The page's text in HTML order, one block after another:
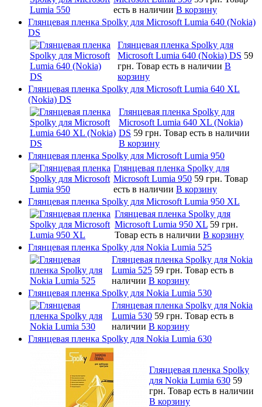
есть в наличии В корзину
Глянцевая пленка Spolky для Microsoft Lumia 640 (Nokia)
DS
Глянцевая пленка Spolky для
Microsoft Lumia 640 (Nokia) DS 59
грн. Товар есть в наличии В
корзину
Глянцевая пленка Spolky для Microsoft Lumia 640 XL
(Nokia) DS
Глянцевая пленка Spolky для
Microsoft Lumia 640 XL (Nokia)
DS 59 грн. Товар есть в наличии
В корзину
Глянцевая пленка Spolky для Microsoft Lumia 950
Глянцевая пленка Spolky для
Microsoft Lumia 950 59 грн. Товар
есть в наличии В корзину
Глянцевая пленка Spolky для Microsoft Lumia 950 XL
Глянцевая пленка Spolky для
Microsoft Lumia 950 XL 59 грн.
Товар есть в наличии В корзину
Глянцевая пленка Spolky для Nokia Lumia 525
Глянцевая пленка Spolky для Nokia
Lumia 525 59 грн. Товар есть в
наличии В корзину
Глянцевая пленка Spolky для Nokia Lumia 530
Глянцевая пленка Spolky для Nokia
Lumia 530 59 грн. Товар есть в
наличии В корзину
Глянцевая пленка Spolky для Nokia Lumia 630
Глянцевая пленка Spolky
для Nokia Lumia 630 59
грн. Товар есть в наличии
В корзину